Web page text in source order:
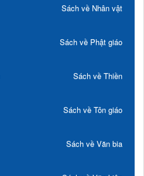
Sách về Nhân vật
Sách về Phật giáo
Sách về Thiền
Sách về Tôn giáo
Sách về Văn bia